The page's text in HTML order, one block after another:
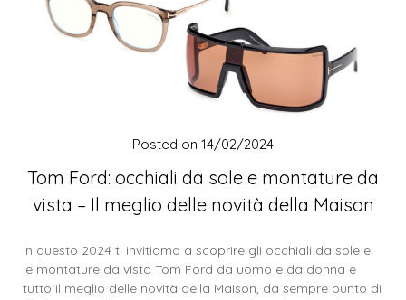
Tom Ford: occhiali da sole e montature da
vista – Il meglio delle novità della Maison
Posted on 14/02/2024
In questo 2024 ti invitiamo a scoprire gli occhiali da sole e
le montature da vista Tom Ford da uomo e da donna e
tutto il meglio delle novità della Maison, da sempre punto di